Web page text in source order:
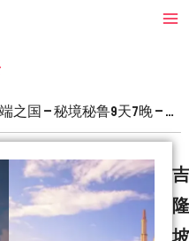
之国 – 秘境秘鲁9天7晚 – 利
喀湖